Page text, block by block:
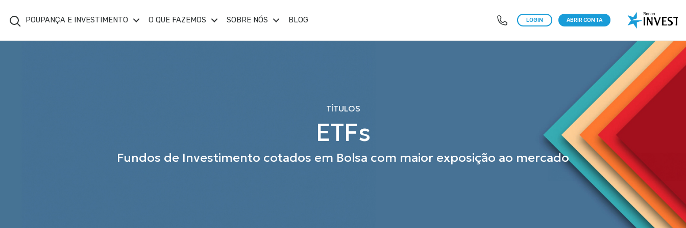
POUPANÇA E INVESTIMENTO O QUE FAZEMOS SOBRE NÓS BLOG
Search
LOGIN ABRIR CONTA
TÍTULOS
ETFs
Fundos de Investimento cotados em Bolsa com maior exposição ao mercado